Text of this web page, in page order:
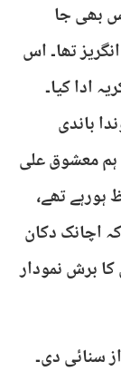
بھی جا
تھا۔ اس
ادا کیا۔
باندی
ہم معشوق علی
تھے،
اچانک دکان
کا برش نمودار
سنائی دی۔